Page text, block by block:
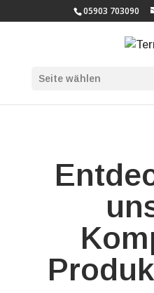
05903 703090
Seite wählen